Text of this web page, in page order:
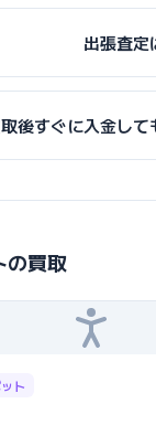
出張査定
後すぐに入金して
の買取
ト